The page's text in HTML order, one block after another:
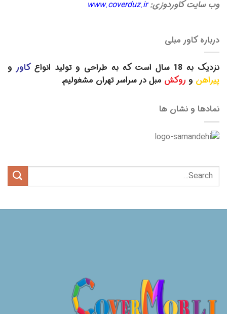
وب سایت کاوردوزی: www.coverduz.ir
درباره کاور مبلی
نزدیک به 18 سال است که به طراحی و تولید انواع کاور و
پیراهن و روکش مبل در سراسر تهران مشغولیم.
نمادها و نشان ها